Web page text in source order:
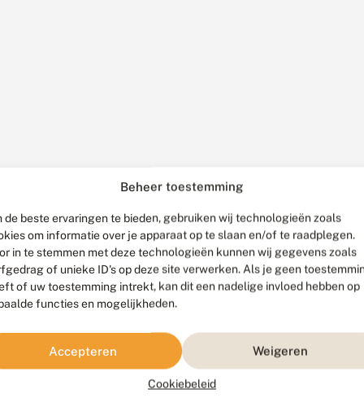
Beheer toestemming
de beste ervaringen te bieden, gebruiken wij technologieën zoals
om informatie over je apparaat op te slaan en/of te raadplegen.
in te stemmen met deze technologieën kunnen wij gegevens zoals
of unieke ID's op deze site verwerken. Als je geen
of uw toestemming intrekt, kan dit een nadelige invloed hebben op
functies en mogelijkheden.
Accepteren Weigeren
Cookiebeleid